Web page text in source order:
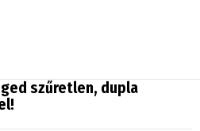
szűretlen, dupla